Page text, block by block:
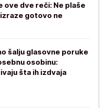
dve reči: Ne plaše
gotovo ne
šalju glasovne poruke
osobinu:
šta ih izdvaja